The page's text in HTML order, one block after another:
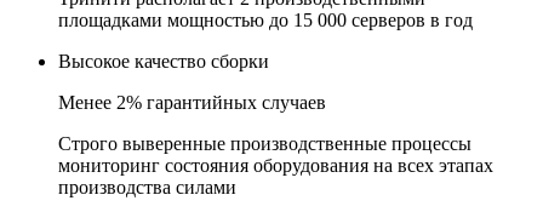
площадками мощностью до 15 000 серверов в год
Высокое качество сборки
Менее 2% гарантийных случаев
Строго выверенные производственные процессы
мониторинг состояния оборудования на всех этапах
производства силами